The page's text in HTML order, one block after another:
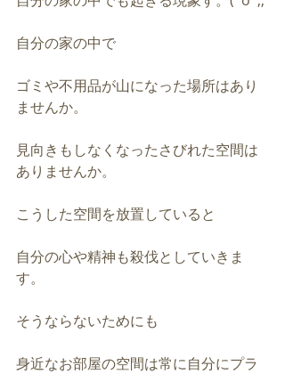
自分の家の中で
ゴミや不用品が山になった場所はあり
ませんか。
見向きもしなくなったさびれた空間は
ありませんか。
こうした空間を放置していると
自分の心や精神も殺伐としていきま
す。
そうならないためにも
身近なお部屋の空間は常に自分にプラ